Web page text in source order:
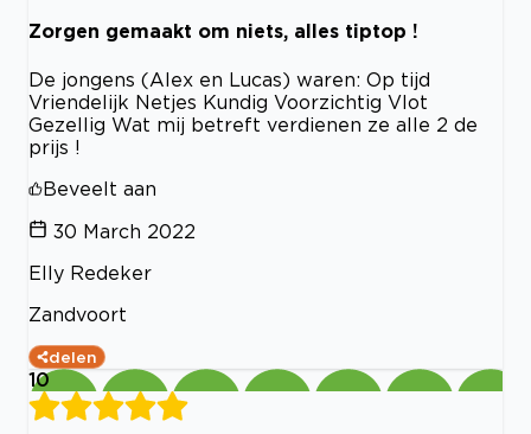
Zorgen gemaakt om niets, alles tiptop !
De jongens (Alex en Lucas) waren: Op tijd
Vriendelijk Netjes Kundig Voorzichtig Vlot
Gezellig Wat mij betreft verdienen ze alle 2 de
prijs !
Beveelt aan
30 March 2022
Elly Redeker
Zandvoort
delen
10